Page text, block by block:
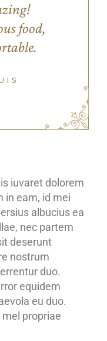
food,
iuvaret dolorem
in eam, id mei
albucius ea
nec partem
deserunt
nostrum
duo.
equidem
eu duo.
propriae